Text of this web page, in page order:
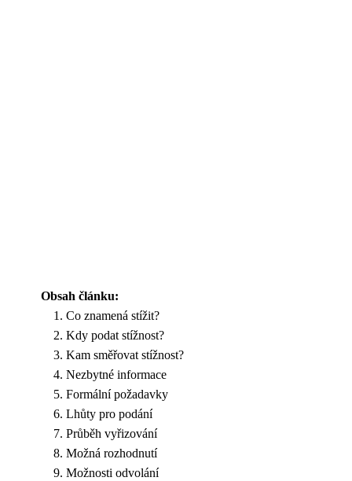
Obsah článku:
Co znamená stížit?
Kdy podat stížnost?
Kam směřovat stížnost?
Nezbytné informace
Formální požadavky
Lhůty pro podání
Průběh vyřizování
Možná rozhodnutí
Možnosti odvolání